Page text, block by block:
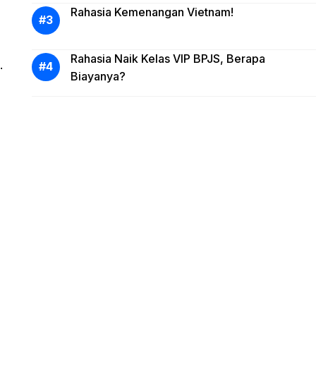
Rahasia Kemenangan Vietnam!
Rahasia Naik Kelas VIP BPJS, Berapa
Biayanya?